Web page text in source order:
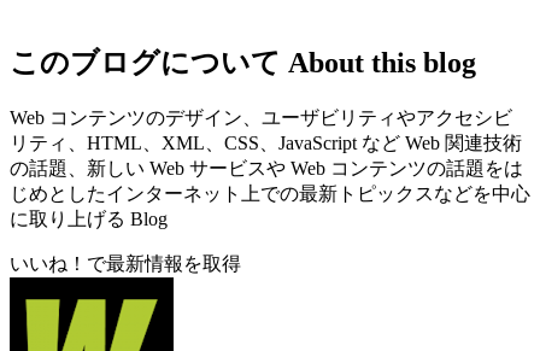
このブログについて About this blog
Web コンテンツのデザイン、ユーザビリティやアクセシビ
リティ、HTML、XML、CSS、JavaScript など Web 関連技術
の話題、新しい Web サービスや Web コンテンツの話題をは
じめとしたインターネット上での最新トピックスなどを中心
に取り上げる Blog
いいね！で最新情報を取得